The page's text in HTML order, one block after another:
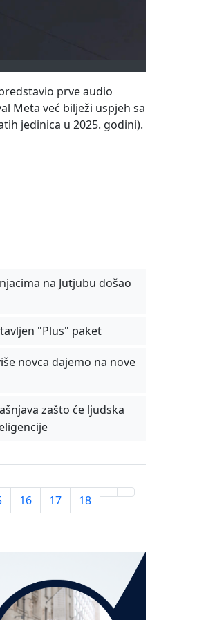
prve audio
Meta već bilježi uspjeh sa
jedinica u 2025. godini).
na Jutjubu došao
"Plus" paket
novca dajemo na nove
zašto će ljudska
16 17
18